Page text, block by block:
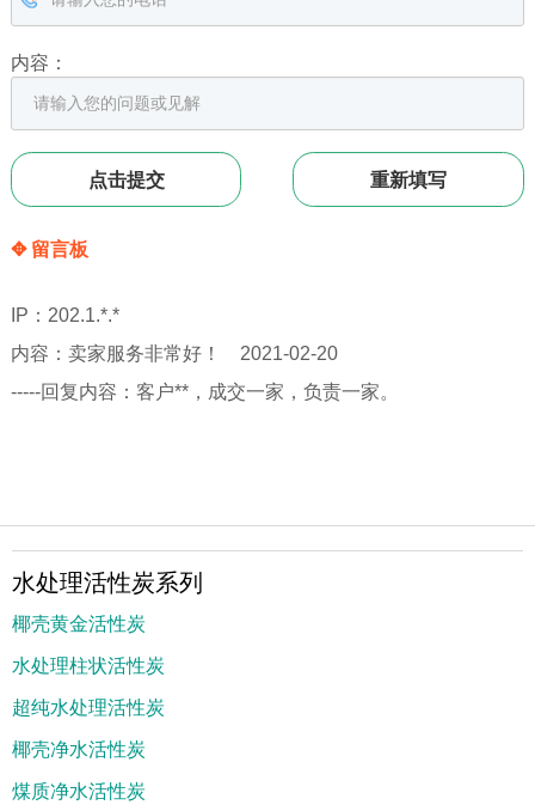
内容：
✥ 留言板
IP：202.1.*.*
内容：卖家服务非常好！ 2021-02-20
-----回复内容：客户**，成交一家，负责一家。
水处理活性炭系列
椰壳黄金活性炭
水处理柱状活性炭
超纯水处理活性炭
椰壳净水活性炭
煤质净水活性炭